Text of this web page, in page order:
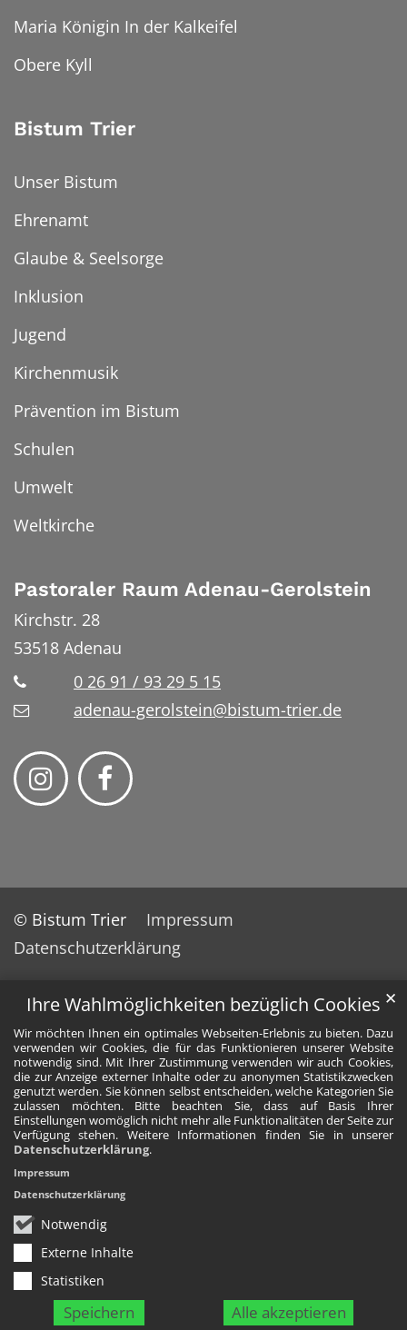
Ihre Wahlmöglichkeiten bezüglich Cookies
Wir möchten Ihnen ein optimales Webseiten-Erlebnis zu bieten. Dazu
verwenden wir Cookies, die für das Funktionieren unserer Website
notwendig sind. Mit Ihrer Zustimmung verwenden wir auch Cookies,
die zur Anzeige externer Inhalte oder zu anonymen Statistikzwecken
genutzt werden. Sie können selbst entscheiden, welche Kategorien Sie
zulassen möchten. Bitte beachten Sie, dass auf Basis Ihrer
Einstellungen womöglich nicht mehr alle Funktionalitäten der Seite zur
Verfügung stehen. Weitere Informationen finden Sie in unserer
Datenschutzerklärung.
Notwendig
Externe Inhalte
Statistiken
Speichern Alle akzeptieren
✕
Impressum
Datenschutzerklärung
Maria Königin In der Kalkeifel
Obere Kyll
Bistum Trier
Unser Bistum
Ehrenamt
Glaube & Seelsorge
Inklusion
Jugend
Kirchenmusik
Prävention im Bistum
Schulen
Umwelt
Weltkirche
Pastoraler Raum Adenau-Gerolstein
Kirchstr. 28
53518 Adenau
0 26 91 / 93 29 5 15
adenau-gerolstein@bistum-trier.de
© Bistum Trier
Impressum
Datenschutzerklärung